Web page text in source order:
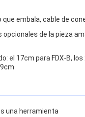
que embala, cable de
opcionales de la pieza
el 17cm para FDX-B,
una herramienta